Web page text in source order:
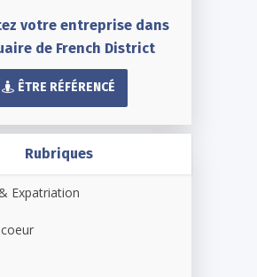
votre entreprise dans
de French District
ÊTRE RÉFÉRENCÉ
Rubriques
Expatriation